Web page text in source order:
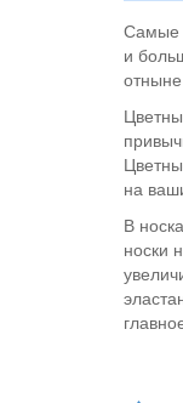
Самые
и
на
В
носки